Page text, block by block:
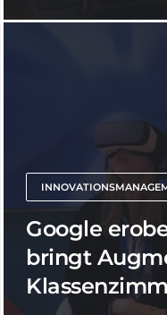
Google
bringt